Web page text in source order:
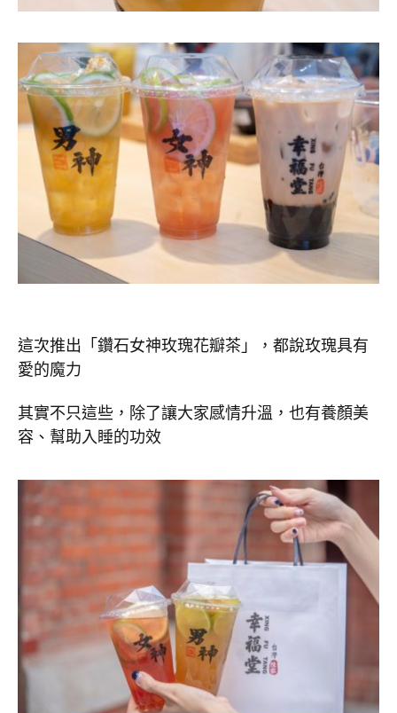
這次推出「鑽石女神玫瑰花瓣茶」，都說玫瑰具有
愛的魔力
其實不只這些，除了讓大家感情升溫，也有養顏美
容、幫助入睡的功效